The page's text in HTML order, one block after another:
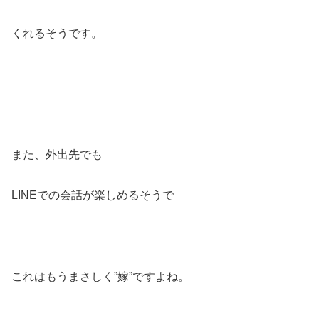
くれるそうです。
また、外出先でも
LINEでの会話が楽しめるそうで
これはもうまさしく”嫁”ですよね。